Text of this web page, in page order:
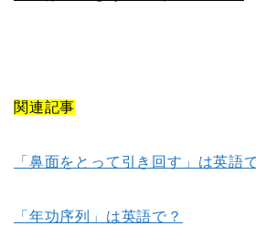
関連記事
「鼻面をとって引き回す」は英語
「年功序列」は英語で？